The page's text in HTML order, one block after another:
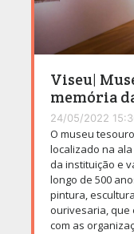
Viseu|
memória
24/05/2022
O museu
localizado na
da instituição e
longo de 500
pintura,
ourivesaria, que
com as